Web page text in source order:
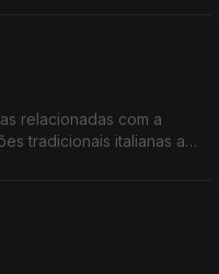
relacionadas com a
tradicionais italianas a